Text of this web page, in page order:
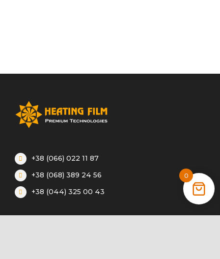
+38 (066) 022 11 87
+38 (068) 389 24 56
+38 (044) 325 00 43
0